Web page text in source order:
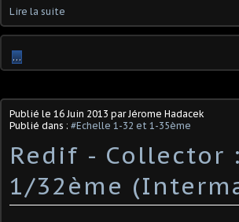
Lire la suite
…
Publié le 16 Juin 2013 par Jérome Hadacek
Publié dans : #Echelle 1-32 et 1-35ème
Redif - Collector
1/32ème